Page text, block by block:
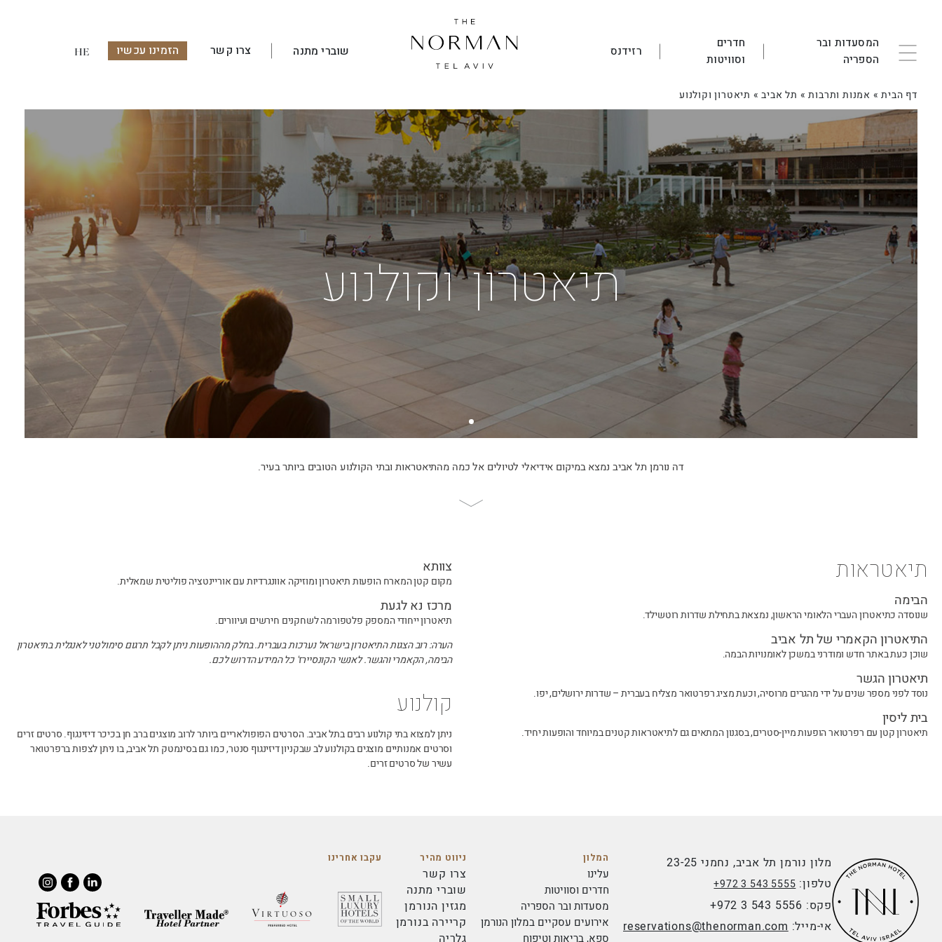
המסעדות ובר
הספריה
חדרים
וסוויטות
רזידנס שוברי מתנה צרו קשר הזמינו עכשיו HE
דף הבית» אמנות ותרבות» תל אביב» תיאטרון וקולנוע
תיאטרון וקולנוע
דה נורמן תל אביב נמצא במיקום אידיאלי לטיולים אל כמה מהתיאטראות ובתי הקולנוע הטובים ביותר בעיר.
to
תיאטראות
הבימה
שנוסדה כתיאטרון העברי הלאומי הראשון, נמצאת בתחילת שדרות רוטשילד.
התיאטרון הקאמרי של תל אביב
שוכן כעת באתר חדש ומודרני במשכן לאומנויות הבמה.
תיאטרון הגשר
נוסד לפני מספר שנים על ידי מהגרים מרוסיה, וכעת מציג רפרטואר מצליח בעברית – שדרות ירושלים, יפו.
בית ליסין
תיאטרון קטן עם רפרטואר הופעות מיין-סטרים, בסגנון המתאים גם לתיאטראות קטנים במיוחד והופעות יחיד.
צוותא
מקום קטן המארח הופעות תיאטרון ומוזיקה אוונגרדיות עם אוריינטציה פוליטית שמאלית.
מרכז נא לגעת
תיאטרון ייחודי המספק פלטפורמה לשחקנים חירשים ועיוורים.
הערה: רוב הצגות התיאטרון בישראל נערכות בעברית. בחלק מההופעות ניתן לקבל תרגום סימולטני לאנגלית בתיאטרון
הבימה, הקאמרי והגשר. לאנשי הקונסיירז' כל המידע הדרוש לכם.
קולנוע
ניתן למצוא בתי קולנוע רבים בתל אביב. הסרטים הפופולאריים ביותר לרוב מוצגים ברב חן בכיכר דיזינגוף. סרטים זרים
וסרטים אמנותיים מוצגים בקולנוע לב שבקניון דיזינגוף סנטר, כמו גם בסינמטק תל אביב, בו ניתן לצפות ברפרטואר
עשיר של סרטים זרים.
מלון נורמן תל אביב, נחמני 23-25
טלפון:+972 3 543 5555
פקס: +972 3 543 5556
אי-מייל:reservations@thenorman.com
המלון
עלינו
חדרים וסוויטות
מסעדות ובר הספריה
אירועים עסקיים במלון הנורמן
ספא, בריאות וטיפוח
ניווט מהיר
צרו קשר
שוברי מתנה
מגזין הנורמן
קריירה בנורמן
גלריה
עקבו אחרינו